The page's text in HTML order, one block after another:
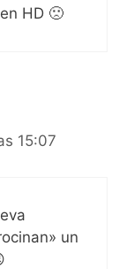
HD 🙁
15:07
un